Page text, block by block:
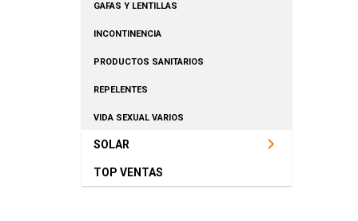
GAFAS Y LENTILLAS
INCONTINENCIA
PRODUCTOS SANITARIOS
REPELENTES
VIDA SEXUAL VARIOS
SOLAR
TOP VENTAS